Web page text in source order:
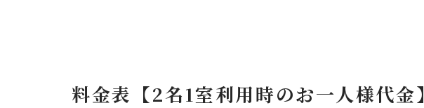
料金表【2名1室利用時のお一人様代金】